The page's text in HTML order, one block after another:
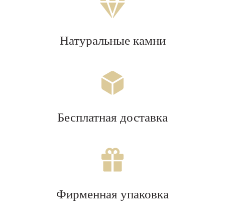
Натуральные камни
Бесплатная доставка
Фирменная упаковка